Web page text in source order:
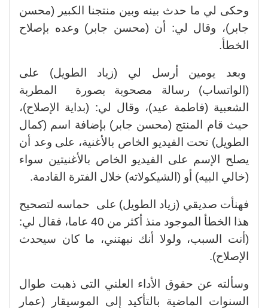
وحكى لي ما حدث بينه وبين منتجنا الكبير (محسن
جابر)، وقال لي: أن (محسن جابر) وعده بإصلاح
الخطأ.
وبعد يومين أرسل لي (زياد الطويل) على
(الواتساب) رسالة مصحوبة بصورة المطربة
الشعبية (فاطمة عيد)، وقال لي: (بداية الإصلاح)،
حيث قام المنتج (محسن جابر) بإضافة اسم (كمال
الطويل) تحت الفيديو الخاص بالأغنية، على وعد أن
يصلح الإسم على الفيديو الخاص بالأغنيتين سواء
(خالي البيه) أو (الشيكولاته) خلال الفترة القادمة.
فهنأت صديقي (زياد الطويل) على حماسه لتصحيح
هذا الخطأ الموجود منذ أكثر من 40 عاما، فقال لي:
(أنت السبب، ولولا أنك نبهتني، ما كان سيحدث
الإصلاح).
وسألته عن حقوق الأداء العلني التى ذهبت طوال
السنوات الماضية بالتأكيد إلى الموسيقار (عمار